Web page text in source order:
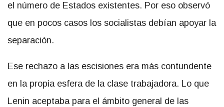
el número de Estados existentes. Por eso observó
que en pocos casos los socialistas debían apoyar la
separación.
Ese rechazo a las escisiones era más contundente
en la propia esfera de la clase trabajadora. Lo que
Lenin aceptaba para el ámbito general de las